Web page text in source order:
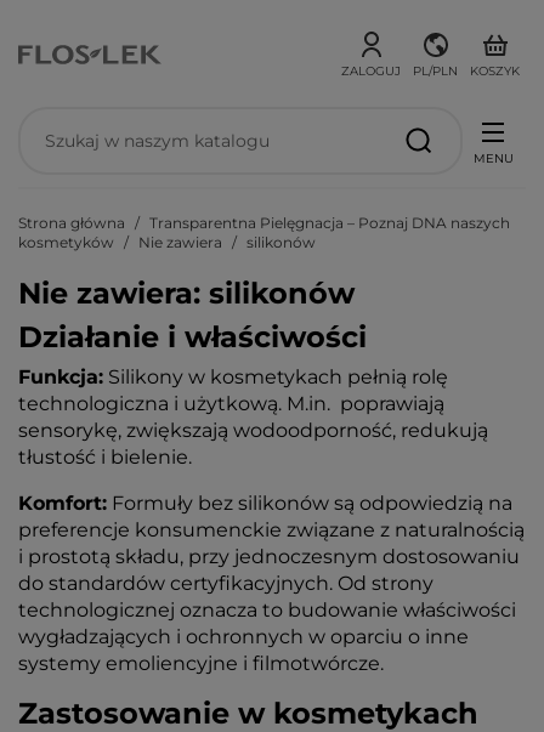
ZALOGUJ PL/PLN KOSZYK
MENU
Strona główna
Transparentna Pielęgnacja – Poznaj DNA naszych
kosmetyków
Nie zawiera silikonów
Nie zawiera: silikonów
Działanie i właściwości
Funkcja: Silikony w kosmetykach pełnią rolę
technologiczna i użytkową. M.in. poprawiają
sensorykę, zwiększają wodoodporność, redukują
tłustość i bielenie.
Komfort: Formuły bez silikonów są odpowiedzią na
preferencje konsumenckie związane z naturalnością
i prostotą składu, przy jednoczesnym dostosowaniu
do standardów certyfikacyjnych. Od strony
technologicznej oznacza to budowanie właściwości
wygładzających i ochronnych w oparciu o inne
systemy emoliencyjne i filmotwórcze.
Zastosowanie w kosmetykach